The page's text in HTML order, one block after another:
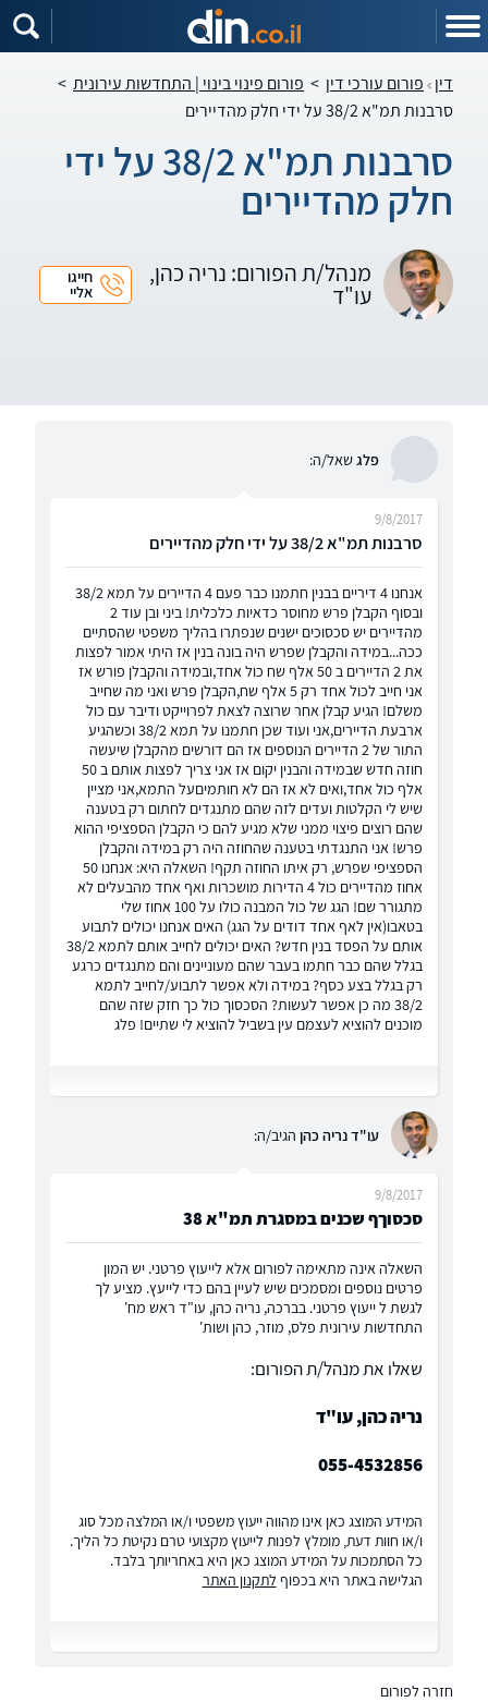
דין פורום עורכי דין > פורום פינוי בינוי | התחדשות עירונית >
סרבנות תמ"א 38/2 על ידי חלק מהדיירים
סרבנות תמ"א 38/2 על ידי
חלק מהדיירים
מנהל/ת הפורום: נריה כהן,
עו"ד
חייגו
אליי
פלג שאל/ה:
סרבנות תמ"א 38/2 על ידי חלק מהדיירים
9/8/2017
אנחנו 4 דיריים בבנין חתמנו כבר פעם 4 הדיירים על תמא 38/2
ובסוף הקבלן פרש מחוסר כדאיות כלכלית! ביני ובן עוד 2
מהדיירים יש סכסוכים ישנים שנפתרו בהליך משפטי שהסתיים
ככה...במידה והקבלן שפרש היה בונה בנין אז היתי אמור לפצות
את 2 הדיירים ב 50 אלף שח כול אחד,ובמידה והקבלן פורש אז
אני חייב לכול אחד רק 5 אלף שח,הקבלן פרש ואני מה שחייב
משלם! הגיע קבלן אחר שרוצה לצאת לפרוייקט ודיבר עם כול
ארבעת הדיירים,אני ועוד שכן חתמנו על תמא 38/2 וכשהגיע
התור של 2 הדיירים הנוספים אז הם דורשים מהקבלן שיעשה
חוזה חדש שבמידה והבנין יקום אז אני צריך לפצות אותם ב 50
אלף כול אחד,ואים לא אז הם לא חותמיםעל התמא,אני מציין
שיש לי הקלטות ועדים לזה שהם מתנגדים לחתום רק בטענה
שהם רוצים פיצוי ממני שלא מגיע להם כי הקבלן הספציפי ההוא
פרש! אני התנגדתי בטענה שהחוזה היה רק במידה והקבלן
הספציפי שפרש, רק איתו החוזה תקף! השאלה היא: אנחנו 50
אחוז מהדיירים כול 4 הדירות מושכרות ואף אחד מהבעלים לא
מתגורר שם! הגג של כול המבנה כולו על 100 אחוז שלי
בטאבו(אין לאף אחד דודים על הגג) האים אנחנו יכולים לתבוע
אותם על הפסד בנין חדש? האים יכולים לחייב אותם לתמא 38/2
בגלל שהם כבר חתמו בעבר שהם מעוניינים והם מתנגדים כרגע
רק בגלל בצע כסף? במידה ולא אפשר לתבוע/לחייב לתמא
38/2 מה כן אפשר לעשות? הסכסוך כול כך חזק שזה שהם
מוכנים להוציא לעצמם עין בשביל להוציא לי שתיים! פלג
עו"ד נריה כהן הגיב/ה:
סכסוךף שכנים במסגרת תמ"א 38
9/8/2017
השאלה אינה מתאימה לפורום אלא לייעוץ פרטני. יש המון
פרטים נוספים ומסמכים שיש לעיין בהם כדי לייעץ. מציע לך
לגשת ל ייעוץ פרטני. בברכה, נריה כהן, עו"ד ראש מח'
התחדשות עירונית פלס, מוזר, כהן ושות'
שאלו את מנהל/ת הפורום:
נריה כהן, עו"ד
055-4532856
המידע המוצג כאן אינו מהווה ייעוץ משפטי ו/או המלצה מכל סוג
ו/או חוות דעת, מומלץ לפנות לייעוץ מקצועי טרם נקיטת כל הליך.
כל הסתמכות על המידע המוצג כאן היא באחריותך בלבד.
הגלישה באתר היא בכפוף לתקנון האתר
חזרה לפורום